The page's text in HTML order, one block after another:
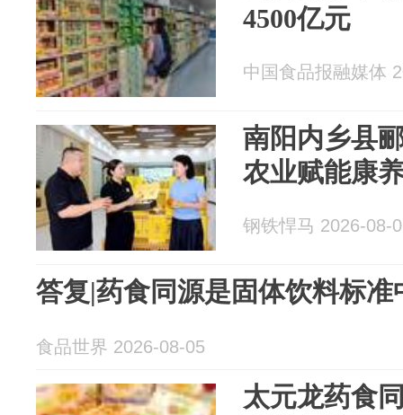
4500亿元
中国食品报融媒体
南阳内乡县
农业赋能康
钢铁悍马 2026-08-
答复|药食同源是固体饮料标准
食品世界 2026-08-05
太元龙药食